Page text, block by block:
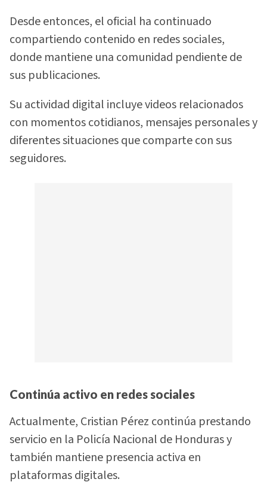
Desde entonces, el oficial ha continuado
compartiendo contenido en redes sociales,
donde mantiene una comunidad pendiente de
sus publicaciones.
Su actividad digital incluye videos relacionados
con momentos cotidianos, mensajes personales y
diferentes situaciones que comparte con sus
seguidores.
Continúa activo en redes sociales
Actualmente, Cristian Pérez continúa prestando
servicio en la Policía Nacional de Honduras y
también mantiene presencia activa en
plataformas digitales.